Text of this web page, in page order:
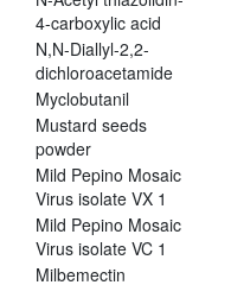
4-carboxylic acid
N,N-Diallyl-2,2-
dichloroacetamide
Myclobutanil
Mustard seeds
powder
Mild Pepino Mosaic
Virus isolate VX 1
Mild Pepino Mosaic
Virus isolate VC 1
Milbemectin